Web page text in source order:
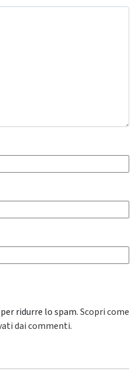
ridurre lo spam.Scopri come
dai commenti.